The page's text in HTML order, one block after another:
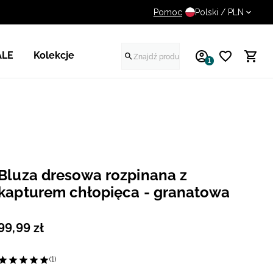
14 dni na darmowy zwrot
Pomoc Polski / PLN
Kolekcje 1
dresowa rozpinana z
chłopięca - granatowa
,99 zł
(1)